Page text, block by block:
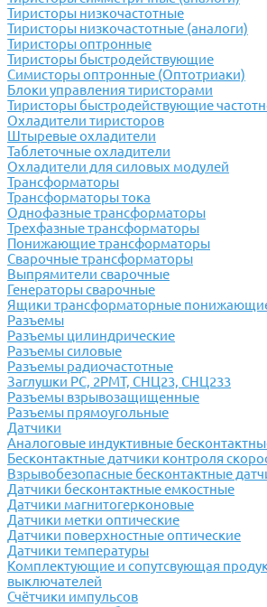
Тиристоры низкочастотные
Тиристоры низкочастотные (аналоги)
Тиристоры оптронные
Тиристоры быстродействующие
Симисторы оптронные (Оптотриаки)
Блоки управления тиристорами
Тиристоры быстродействующие
Охладители тиристоров
Штыревые охладители
Таблеточные охладители
Охладители для силовых модулей
Трансформаторы
Трансформаторы тока
Однофазные трансформаторы
Трехфазные трансформаторы
Понижающие трансформаторы
Сварочные трансформаторы
Выпрямители сварочные
Генераторы сварочные
Ящики трансформаторные
Разъемы
Разъемы цилиндрические
Разъемы силовые
Разъемы радиочастотные
Заглушки РС, 2РМТ, СНЦ23, СНЦ233
Разъемы взрывозащищенные
Разъемы прямоугольные
Датчики
Аналоговые индуктивные
Бесконтактные датчики контроля
Взрывобезопасные бесконтактные
Датчики бесконтактные емкостные
Датчики магнитогерконовые
Датчики метки оптические
Датчики поверхностные оптические
Датчики температуры
Комплектующие и сопутсвующая
выключателей
Счётчики импульсов